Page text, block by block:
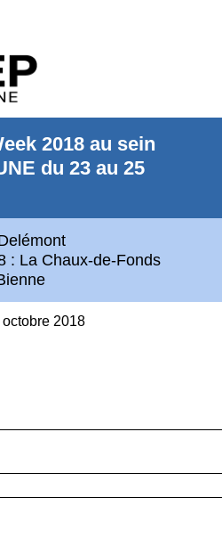
2018 au sein
du 23 au 25
: La Chaux-de-Fonds
2018